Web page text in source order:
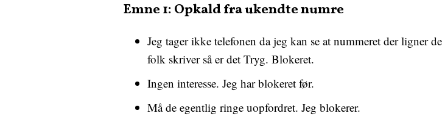
Emne 1: Opkald fra ukendte numre
Jeg tager ikke telefonen da jeg kan se at nummeret der ligner
folk skriver så er det Tryg. Blokeret.
Ingen interesse. Jeg har blokeret før.
Må de egentlig ringe uopfordret. Jeg blokerer.